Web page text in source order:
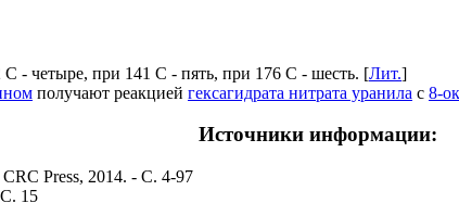
- четыре, при 141 С - пять, при 176 С - шесть. [Лит.]
получают реакцией гексагидрата нитрата уранила с 8-
Источники информации:
Press, 2014. - С. 4-97
15